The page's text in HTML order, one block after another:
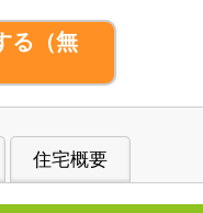
る （無
住宅概要